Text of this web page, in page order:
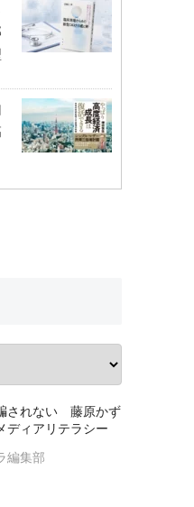
されない 藤原かず
ディアリテラシー
編集部